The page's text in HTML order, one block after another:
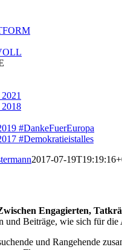
#DankeFuerEuropa
#Demokratieistalles
2017-07-
Engagierten,
Beiträge, wie sich für die
und Rangehende